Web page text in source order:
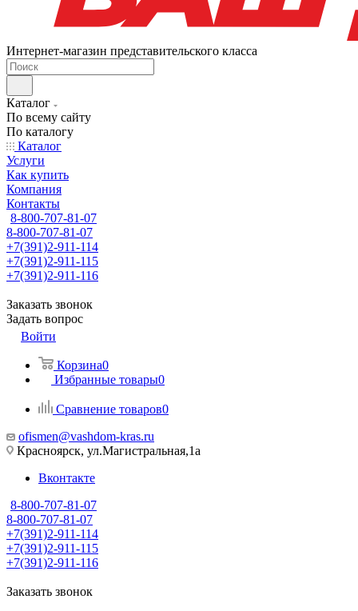
Интернет-магазин представительского класса
Каталог
По всему сайту
По каталогу
Каталог
Услуги
Как купить
Компания
Контакты
8-800-707-81-07
8-800-707-81-07
+7(391)2-911-114
+7(391)2-911-115
+7(391)2-911-116
Заказать звонок
Задать вопрос
Войти
Корзина0
Избранные товары0
Сравнение товаров0
ofismen@vashdom-kras.ru
Красноярск, ул.Магистральная,1а
Вконтакте
8-800-707-81-07
8-800-707-81-07
+7(391)2-911-114
+7(391)2-911-115
+7(391)2-911-116
Заказать звонок